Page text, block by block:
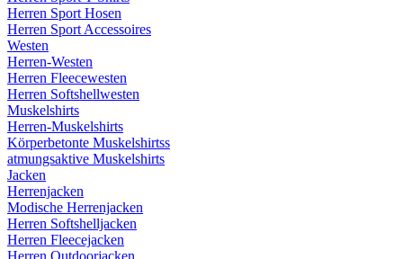
Herren Sport Hosen
Herren Sport Accessoires
Westen
Herren-Westen
Herren Fleecewesten
Herren Softshellwesten
Muskelshirts
Herren-Muskelshirts
Körperbetonte Muskelshirtss
atmungsaktive Muskelshirts
Jacken
Herrenjacken
Modische Herrenjacken
Herren Softshelljacken
Herren Fleecejacken
Herren Outdoorjacken